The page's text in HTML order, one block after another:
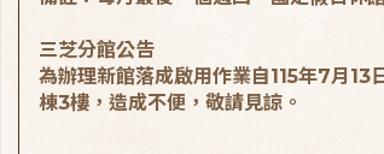
三芝分館公告
為辦理新館落成啟用作業自115年7月13
棟3樓，造成不便，敬請見諒。